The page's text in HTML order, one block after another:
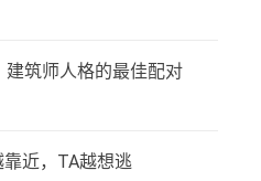
筑师人格的最佳配对
近，TA越想逃